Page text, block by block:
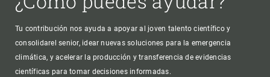
Tu contribución nos ayuda a apoyar al joven talento científico y
consolidarel senior, idear nuevas soluciones para la emergencia
climática, y acelerar la producción y transferencia de evidencias
científicas para tomar decisiones informadas.